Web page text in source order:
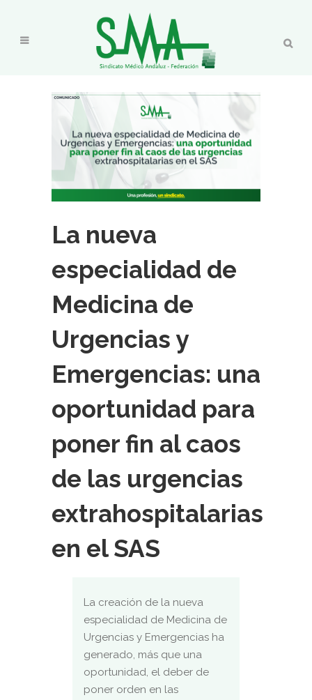
La nueva
especialidad de
Medicina de
Urgencias y
Emergencias: una
oportunidad para
poner fin al caos
de las urgencias
extrahospitalarias
en el SAS
La creación de la nueva
especialidad de Medicina de
Urgencias y Emergencias ha
generado, más que una
oportunidad, el deber de
poner orden en las